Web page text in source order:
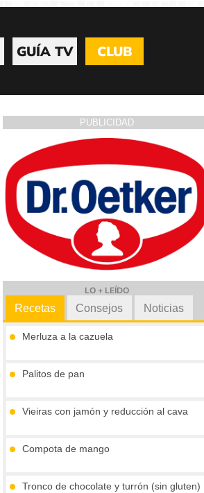
GUÍA TV CLUB
PUBLICIDAD
LO + LEÍDO
Recetas
Merluza a la cazuela
Palitos de pan
Vieiras con jamón y reducción al cava
Compota de mango
Tronco de chocolate y turrón (sin gluten)
Consejos Noticias